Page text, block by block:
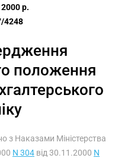
2000 р.
4248
положення
з Наказами Міністерства
N 304 від 30.11.2000 N